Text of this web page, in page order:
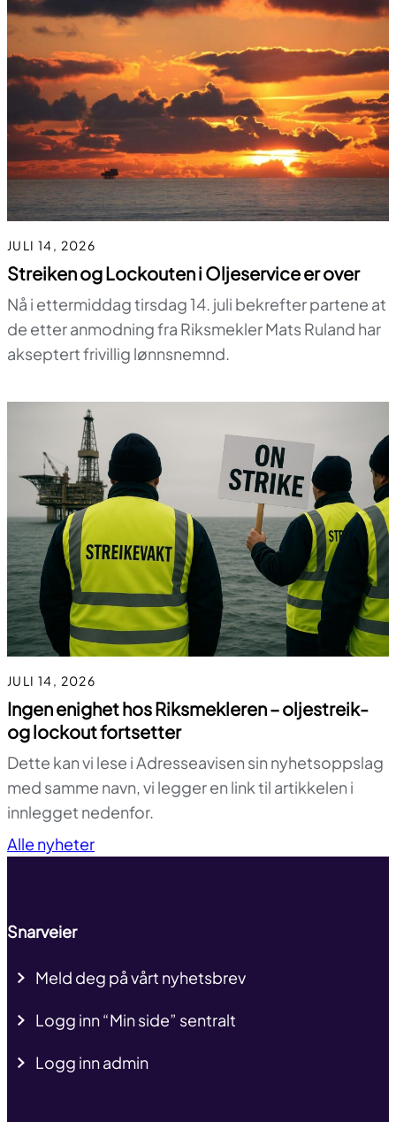
JULI 14, 2026
Streiken og Lockouten i Oljeservice er over
Nå i ettermiddag tirsdag 14. juli bekrefter partene at
de etter anmodning fra Riksmekler Mats Ruland har
akseptert frivillig lønnsnemnd.
JULI 14, 2026
Ingen enighet hos Riksmekleren – oljestreik-
og lockout fortsetter
Dette kan vi lese i Adresseavisen sin nyhetsoppslag
med samme navn, vi legger en link til artikkelen i
innlegget nedenfor.
Alle nyheter
Snarveier
Meld deg på vårt nyhetsbrev
Logg inn “Min side” sentralt
Logg inn admin